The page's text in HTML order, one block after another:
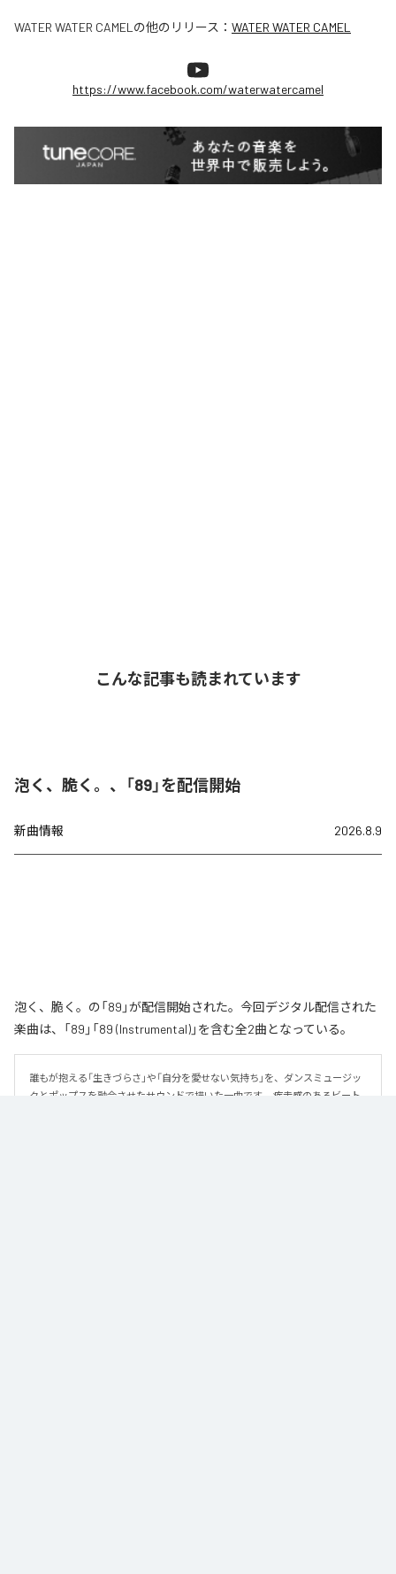
WATER WATER CAMEL の他のリリース： WATER WATER CAMEL
https://www.facebook.com/waterwatercamel
こんな記事も読まれています
泡く、脆く。、「89」を配信開始
新曲情報 2026.8.9
泡く、脆く。の「89」が配信開始された。今回デジタル配信された
楽曲は、「89」「89 (Instrumental)」を含む全2曲となっている。
誰もが抱える「生きづらさ」や「自分を愛せない気持ち」を、ダンスミュージッ
クとポップスを融合させたサウンドで描いた一曲です。 疾走感のあるビート